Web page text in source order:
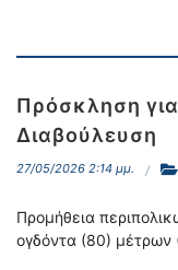
Πρόσκληση
Διαβούλευση
27/05/2026 2:14 μμ.
Προμήθεια
ογδόντα (80) μέτρων